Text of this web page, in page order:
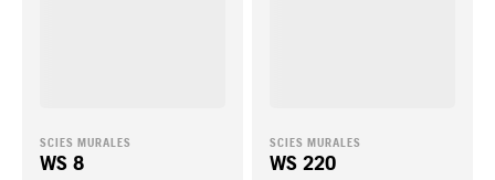
SCIES MURALES
WS 8
SCIES MURALES
WS 220